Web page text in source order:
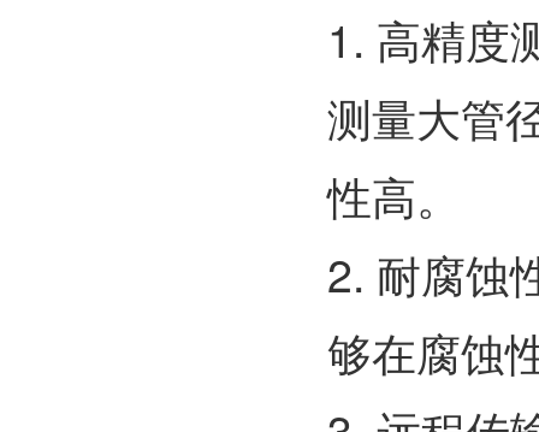
1. 高精度
测量大管
性高。
2. 耐腐蚀
够在腐蚀